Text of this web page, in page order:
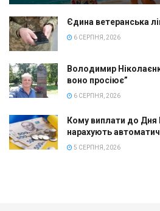
Єдина ветеранська
6 СЕРПНЯ, 2026
Володимир
воно просіює”
6 СЕРПНЯ, 2026
Кому виплати до Дня
нарахують
5 СЕРПНЯ, 2026